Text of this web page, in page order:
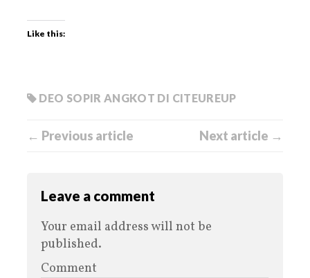
Like this:
DEO SOPIR ANGKOT DI CITEUREUP
← Previous article Next article →
Leave a comment
Your email address will not be
published.
Comment